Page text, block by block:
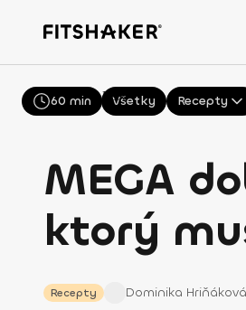
Všetky Recepty
MEGA
ktorý
Recepty Dominika Hriňáková
60 min NaN